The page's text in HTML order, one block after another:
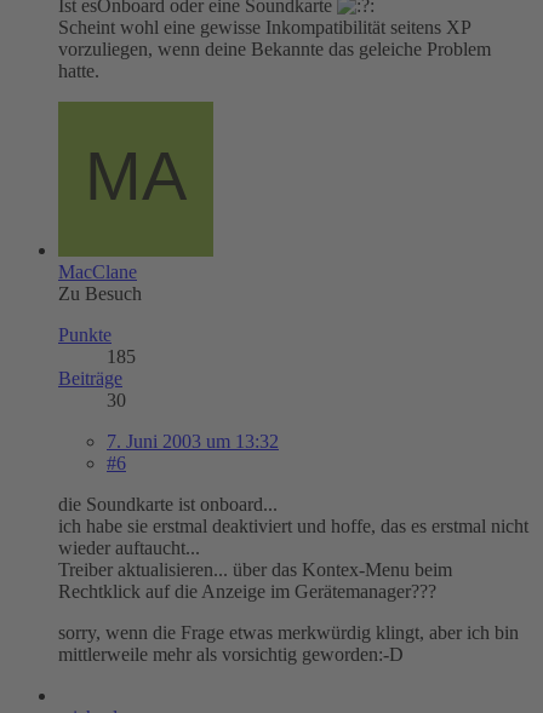
Ist esOnboard oder eine Soundkarte
Scheint wohl eine gewisse Inkompatibilität seitens XP
vorzuliegen, wenn deine Bekannte das geleiche Problem
hatte.
MacClane
Zu Besuch
Punkte
185
Beiträge
30
7. Juni 2003 um 13:32
#6
die Soundkarte ist onboard...
ich habe sie erstmal deaktiviert und hoffe, das es erstmal nicht
wieder auftaucht...
Treiber aktualisieren... über das Kontex-Menu beim
Rechtklick auf die Anzeige im Gerätemanager???
sorry, wenn die Frage etwas merkwürdig klingt, aber ich bin
mittlerweile mehr als vorsichtig geworden:-D